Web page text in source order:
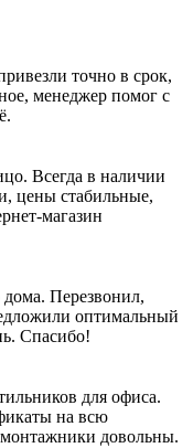
точно в срок,
менеджер помог с
Всегда в наличии
цены стабильные,
магазин
Перезвонил,
оптимальный
Спасибо!
для офиса.
на всю
довольны.